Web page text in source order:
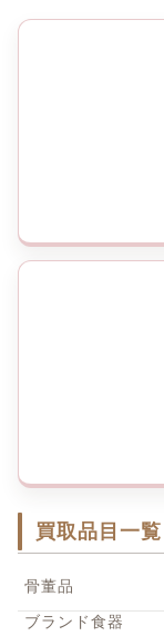
買取品目一覧
骨董品
ブランド食器